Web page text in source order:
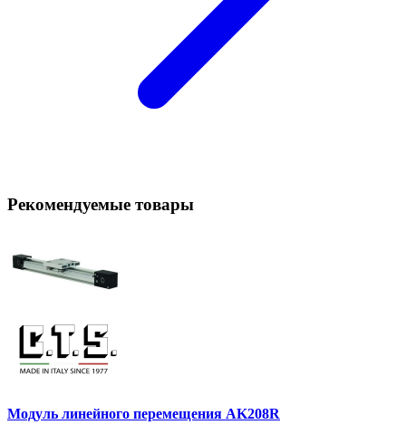
Рекомендуемые товары
Модуль линейного перемещения AK208R